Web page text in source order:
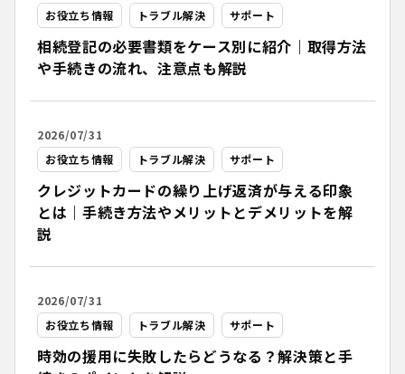
お役立ち情報
トラブル解決 サポート
相続登記の必要書類をケース別に紹介｜取得方法
や手続きの流れ、注意点も解説
2026/07/31
お役立ち情報
トラブル解決 サポート
クレジットカードの繰り上げ返済が与える印象
とは｜手続き方法やメリットとデメリットを解
説
2026/07/31
お役立ち情報
トラブル解決 サポート
時効の援用に失敗したらどうなる？解決策と手